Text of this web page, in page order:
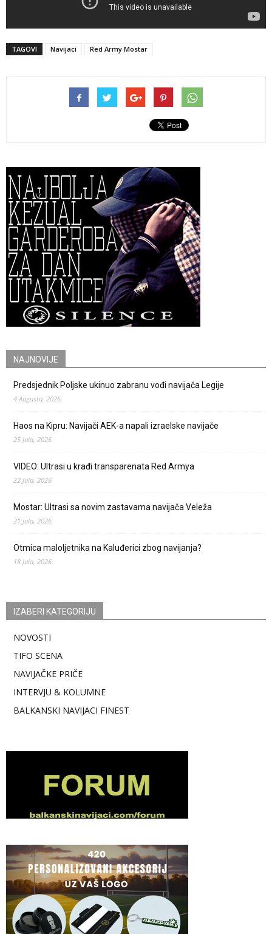
TAGOVI Navijaci Red Army Mostar
NAJNOVIJE
Predsjednik Poljske ukinuo zabranu vođi navijača Legije
4 Augusta, 2026
Haos na Kipru: Navijači AEK-a napali izraelske navijače
25 Jula, 2026
VIDEO: Ultrasi u krađi transparenata Red Armya
22 Jula, 2026
Mostar: Ultrasi sa novim zastavama navijača Veleža
21 Jula, 2026
Otmica maloljetnika na Kaluđerici zbog navijanja?
18 Jula, 2026
IZABERI KATEGORIJU
NOVOSTI
TIFO SCENA
NAVIJAČKE PRIČE
INTERVJU & KOLUMNE
BALKANSKI NAVIJACI FINEST